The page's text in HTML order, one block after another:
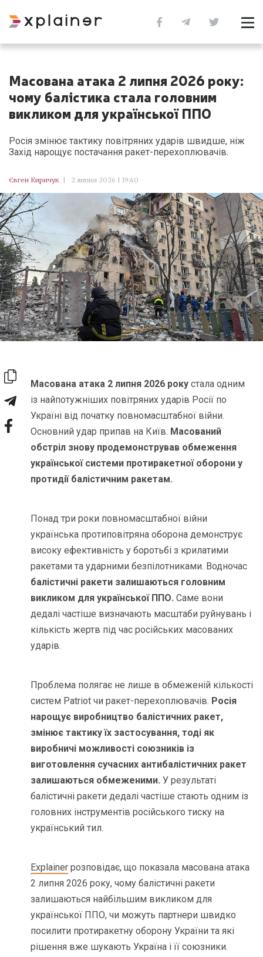
Масована атака 2 липня 2026 року:
чому балістика стала головним
викликом для української ППО
Росія змінює тактику повітряних ударів швидше, ніж
Захід нарощує постачання ракет-перехоплювачів.
Євген Киричук 2 липня 2026 | 19:40
Масована атака 2 липня 2026 року стала одним
із найпотужніших повітряних ударів Росії по
Україні від початку повномасштабної війни.
Основний удар припав на Київ. Масований
обстріл знову продемонстрував обмеження
української системи протиракетної оборони у
протидії балістичним ракетам.
Понад три роки повномасштабної війни
українська протиповітряна оборона демонструє
високу ефективність у боротьбі з крилатими
ракетами та ударними безпілотниками. Водночас
балістичні ракети залишаються головним
викликом для української ППО. Саме вони
дедалі частіше визначають масштаби руйнувань і
кількість жертв під час російських масованих
ударів.
Проблема полягає не лише в обмеженій кількості
систем Patriot чи ракет-перехоплювачів. Росія
нарощує виробництво балістичних ракет,
змінює тактику їх застосування, тоді як
виробничі можливості союзників із
виготовлення сучасних антибалістичних ракет
залишаються обмеженими. У результаті
балістичні ракети дедалі частіше стають одним із
головних інструментів російського тиску на
український тил.
Explainer розповідає, що показала масована атака
2 липня 2026 року, чому балістичні ракети
залишаються найбільшим викликом для
української ППО, чи можуть партнери швидко
посилити протиракетну оборону України та які
рішення вже шукають Україна і її союзники.